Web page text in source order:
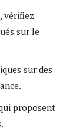
vérifiez
sur le
sur des
proposent